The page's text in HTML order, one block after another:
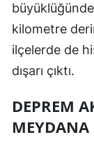
kilometre
ilçelerde de
dışarı çıktı.
DEPREM
MEYDANA